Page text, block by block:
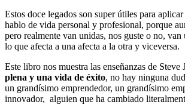
Estos doce legados son super útiles para
hablo de vida personal y profesional, porque
pero realmente van unidas, nos guste o no,
lo que afecta a una afecta a la otra y viceversa.
Este libro nos muestra las enseñanzas de Steve
plena y una vida de éxito, no hay ninguna
un grandísimo emprendedor, un grandísimo
innovador, alguien que ha cambiado